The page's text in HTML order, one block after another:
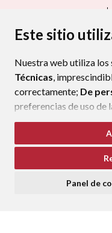
Este sitio
Nuestra web utiliza los
Técnicas,
correctamente; De
preferencias de uso de
funcionamiento de la
Si acepta pulsando el
consideramos que
ninguna acción, se
Panel de
PROTECCIÓN